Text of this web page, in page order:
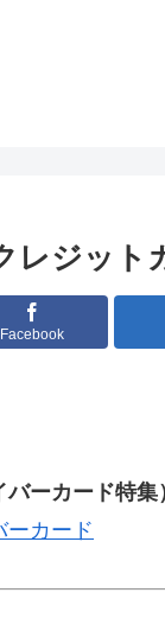
レジット
Facebook
ーカード特集
ーカード